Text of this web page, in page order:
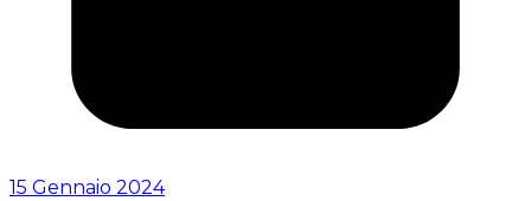
15 Gennaio 2024